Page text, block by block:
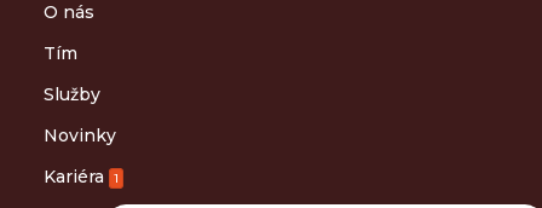
O nás
Tím
Služby
Novinky
Kariéra
1